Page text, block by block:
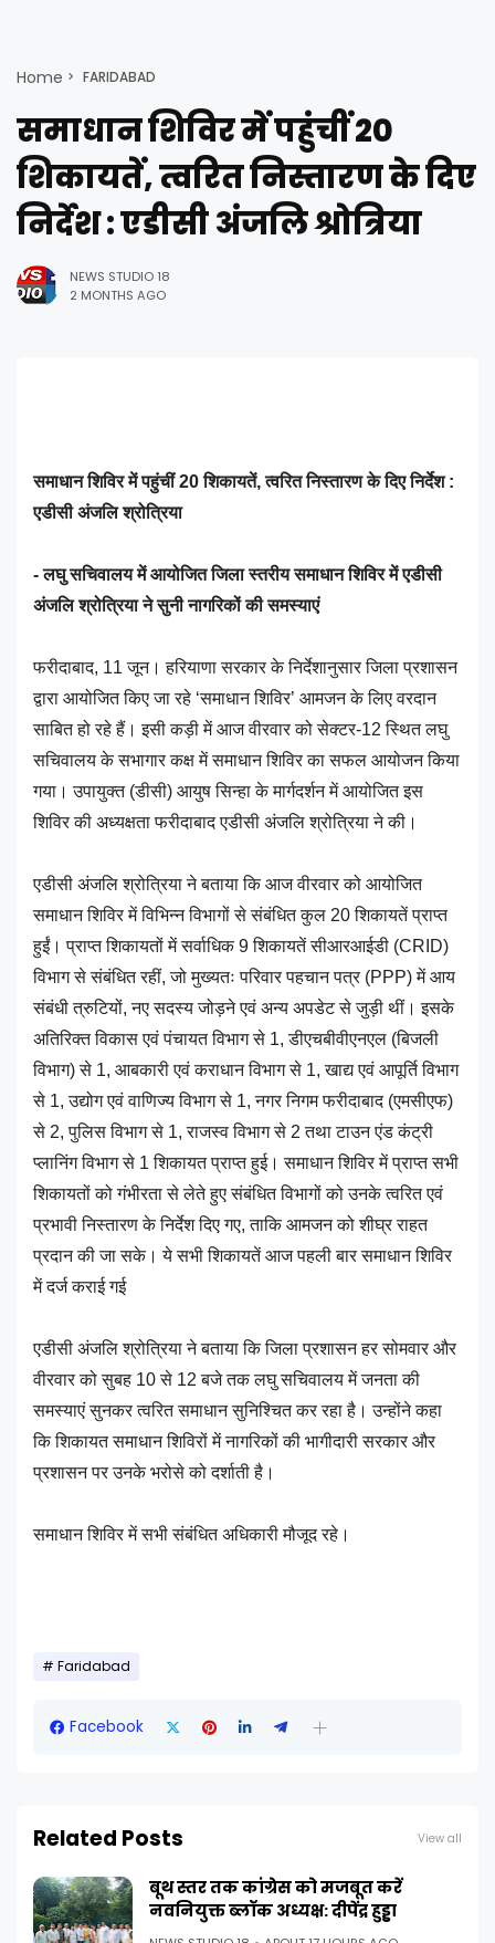
Home FARIDABAD
समाधान शिविर में पहुंचीं 20
शिकायतें, त्वरित निस्तारण के दिए
निर्देश : एडीसी अंजलि श्रोत्रिया
NEWS STUDIO 18
2 MONTHS AGO
समाधान शिविर में पहुंचीं 20 शिकायतें, त्वरित निस्तारण के दिए निर्देश :
एडीसी अंजलि श्रोत्रिया
- लघु सचिवालय में आयोजित जिला स्तरीय समाधान शिविर में एडीसी
अंजलि श्रोत्रिया ने सुनी नागरिकों की समस्याएं
फरीदाबाद, 11 जून। हरियाणा सरकार के निर्देशानुसार जिला प्रशासन
द्वारा आयोजित किए जा रहे ‘समाधान शिविर’ आमजन के लिए वरदान
साबित हो रहे हैं। इसी कड़ी में आज वीरवार को सेक्टर-12 स्थित लघु
सचिवालय के सभागार कक्ष में समाधान शिविर का सफल आयोजन किया
गया। उपायुक्त (डीसी) आयुष सिन्हा के मार्गदर्शन में आयोजित इस
शिविर की अध्यक्षता फरीदाबाद एडीसी अंजलि श्रोत्रिया ने की।
एडीसी अंजलि श्रोत्रिया ने बताया कि आज वीरवार को आयोजित
समाधान शिविर में विभिन्न विभागों से संबंधित कुल 20 शिकायतें प्राप्त
हुईं। प्राप्त शिकायतों में सर्वाधिक 9 शिकायतें सीआरआईडी (CRID)
विभाग से संबंधित रहीं, जो मुख्यतः परिवार पहचान पत्र (PPP) में आय
संबंधी त्रुटियों, नए सदस्य जोड़ने एवं अन्य अपडेट से जुड़ी थीं। इसके
अतिरिक्त विकास एवं पंचायत विभाग से 1, डीएचबीवीएनएल (बिजली
विभाग) से 1, आबकारी एवं कराधान विभाग से 1, खाद्य एवं आपूर्ति विभाग
से 1, उद्योग एवं वाणिज्य विभाग से 1, नगर निगम फरीदाबाद (एमसीएफ)
से 2, पुलिस विभाग से 1, राजस्व विभाग से 2 तथा टाउन एंड कंट्री
प्लानिंग विभाग से 1 शिकायत प्राप्त हुई। समाधान शिविर में प्राप्त सभी
शिकायतों को गंभीरता से लेते हुए संबंधित विभागों को उनके त्वरित एवं
प्रभावी निस्तारण के निर्देश दिए गए, ताकि आमजन को शीघ्र राहत
प्रदान की जा सके। ये सभी शिकायतें आज पहली बार समाधान शिविर
में दर्ज कराई गई
एडीसी अंजलि श्रोत्रिया ने बताया कि जिला प्रशासन हर सोमवार और
वीरवार को सुबह 10 से 12 बजे तक लघु सचिवालय में जनता की
समस्याएं सुनकर त्वरित समाधान सुनिश्चित कर रहा है। उन्होंने कहा
कि शिकायत समाधान शिविरों में नागरिकों की भागीदारी सरकार और
प्रशासन पर उनके भरोसे को दर्शाती है।
समाधान शिविर में सभी संबंधित अधिकारी मौजूद रहे।
Faridabad
Facebook
Related Posts View all
बूथ स्तर तक कांग्रेस को मजबूत करें
नवनियुक्त ब्लॉक अध्यक्ष: दीपेंद्र हुड्डा